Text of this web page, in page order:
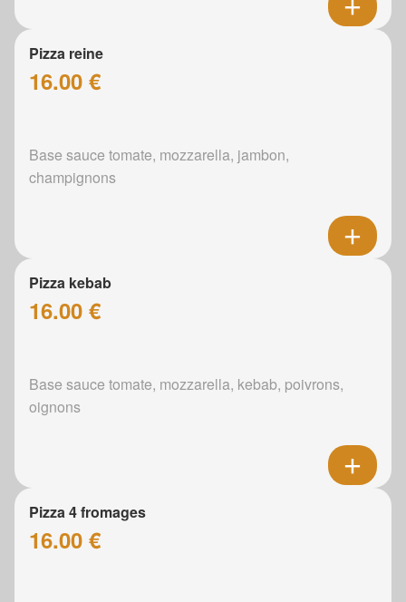
Pizza reine
16.00 €
Base sauce tomate, mozzarella, jambon,
champignons
Pizza kebab
16.00 €
Base sauce tomate, mozzarella, kebab, poivrons,
oignons
Pizza 4 fromages
16.00 €